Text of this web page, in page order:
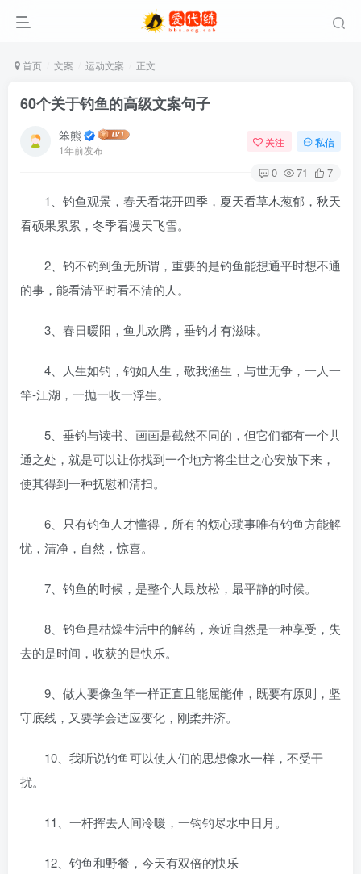
首页 文案 运动文案 正文
60个关于钓鱼的高级文案句子
笨熊
1年前发布
关注 私信
0 71 7
1、钓鱼观景，春天看花开四季，夏天看草木葱郁，秋天
看硕果累累，冬季看漫天飞雪。
2、钓不钓到鱼无所谓，重要的是钓鱼能想通平时想不通
的事，能看清平时看不清的人。
3、春日暖阳，鱼儿欢腾，垂钓才有滋味。
4、人生如钓，钓如人生，敬我渔生，与世无争，一人一
竿-江湖，一抛一收一浮生。
5、垂钓与读书、画画是截然不同的，但它们都有一个共
通之处，就是可以让你找到一个地方将尘世之心安放下来，
使其得到一种抚慰和清扫。
6、只有钓鱼人才懂得，所有的烦心琐事唯有钓鱼方能解
忧，清净，自然，惊喜。
7、钓鱼的时候，是整个人最放松，最平静的时候。
8、钓鱼是枯燥生活中的解药，亲近自然是一种享受，失
去的是时间，收获的是快乐。
9、做人要像鱼竿一样正直且能屈能伸，既要有原则，坚
守底线，又要学会适应变化，刚柔并济。
10、我听说钓鱼可以使人们的思想像水一样，不受干
扰。
11、一杆挥去人间冷暖，一钩钓尽水中日月。
12、钓鱼和野餐，今天有双倍的快乐